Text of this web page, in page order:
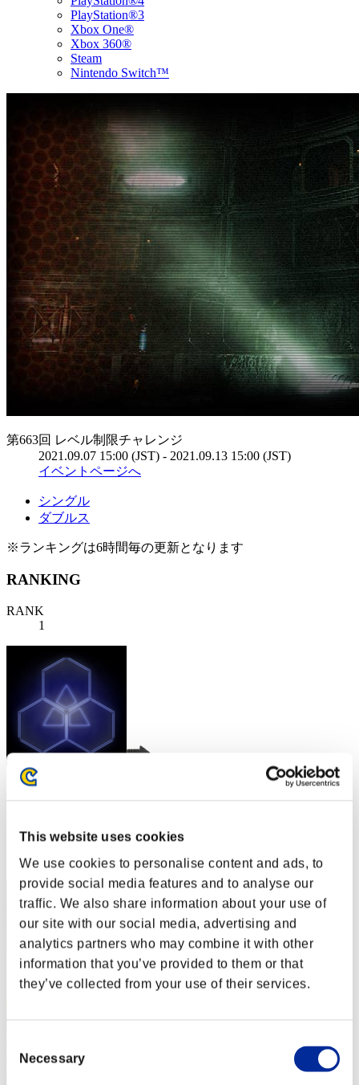
This website uses cookies
We use cookies to personalise content and ads, to
provide social media features and to analyse our
traffic. We also share information about your use of
our site with our social media, advertising and
analytics partners who may combine it with other
information that you’ve provided to them or that
they’ve collected from your use of their services.
Selection
Necessary
PlayStation®3
Xbox One®
Xbox 360®
Steam
Nintendo Switch™
第663回 レベル制限チャレンジ
2021.09.07 15:00 (JST) - 2021.09.13 15:00 (JST)
イベントページへ
シングル
ダブルス
※ランキングは6時間毎の更新となります
RANKING
RANK
1
nwk000063
RANK
2